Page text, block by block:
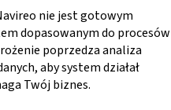
nie jest gotowym
dopasowanym do procesów
poprzedza analiza
aby system działał
Twój biznes.